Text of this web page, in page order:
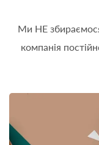
Ми НЕ
компанія